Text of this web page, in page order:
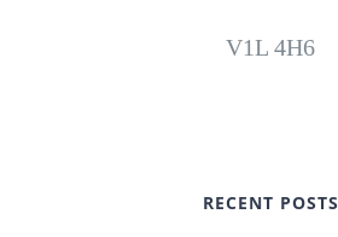
V1L 4H6
RECENT POSTS